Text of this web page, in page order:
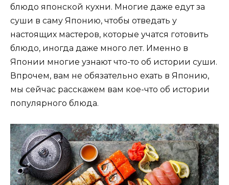
блюдо японской кухни. Многие даже едут за
суши в саму Японию, чтобы отведать у
настоящих мастеров, которые учатся готовить
блюдо, иногда даже много лет. Именно в
Японии многие узнают что-то об истории суши.
Впрочем, вам не обязательно ехать в Японию,
мы сейчас расскажем вам кое-что об истории
популярного блюда.